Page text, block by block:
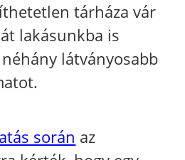
tárháza vár
lakásunkba is
látványosabb
során az